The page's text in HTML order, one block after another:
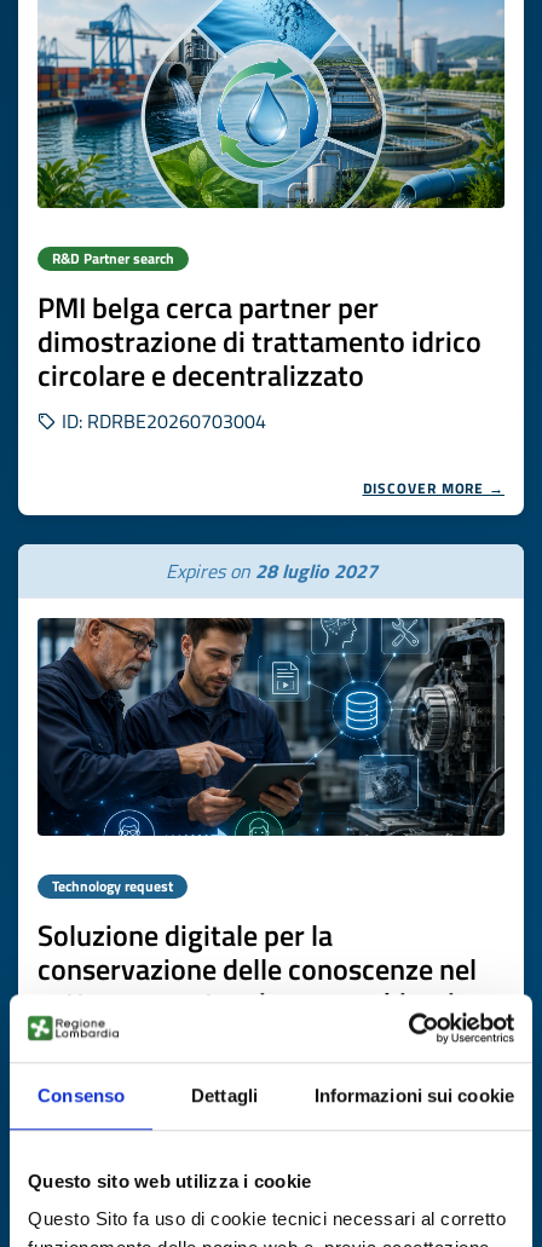
Consenso Dettagli Informazioni sui cookie
Questo sito web utilizza i cookie
Questo Sito fa uso di cookie tecnici necessari al corretto
R&D Partner search
PMI belga cerca partner per
dimostrazione di trattamento idrico
circolare e decentralizzato
ID: RDRBE20260703004
DISCOVER MORE →
Expires on 28 luglio 2027
Technology request
Soluzione digitale per la
conservazione delle conoscenze nel
settore manutenzione macchinari
ID: TRDE20260723020